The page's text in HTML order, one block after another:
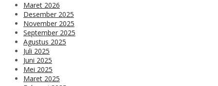
Maret 2026
Desember 2025
November 2025
September 2025
Agustus 2025
Juli 2025
Juni 2025
Mei 2025
Maret 2025